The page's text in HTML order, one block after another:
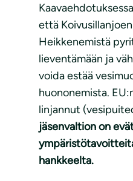
että
Heikkenemistä
lieventämään ja
voida estää
huononemista.
linjannut
jäsenvaltion on
hankkeelta.